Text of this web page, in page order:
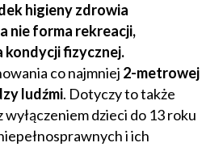
higieny zdrowia
nie forma rekreacji,
kondycji fizycznej.
co najmniej 2-metrowej
ludźmi. Dotyczy to także
wyłączeniem dzieci do 13 roku
i ich